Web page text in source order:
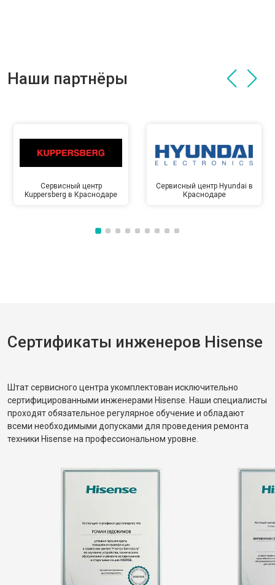
Наши партнёры
Сервисный центр
Kuppersberg в Краснодаре
Сервисный центр Hyundai в
Краснодаре
Сертификаты инженеров Hisense
Штат сервисного центра укомплектован исключительно
сертифицированными инженерами Hisense. Наши специалисты
проходят обязательное регулярное обучение и обладают
всеми необходимыми допусками для проведения ремонта
техники Hisense на профессиональном уровне.